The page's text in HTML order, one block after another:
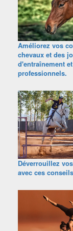
Améliorez vos
chevaux et des
d'entraînement
professionnels.
Déverrouillez
avec ces